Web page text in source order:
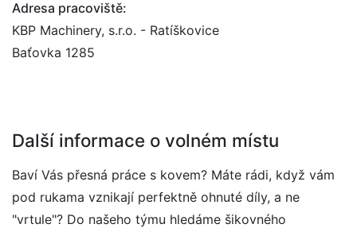
Adresa pracoviště:
KBP Machinery, s.r.o. - Ratíškovice
Baťovka 1285
Další informace o volném místu
Baví Vás přesná práce s kovem? Máte rádi, když vám
pod rukama vznikají perfektně ohnuté díly, a ne
"vrtule"? Do našeho týmu hledáme šikovného